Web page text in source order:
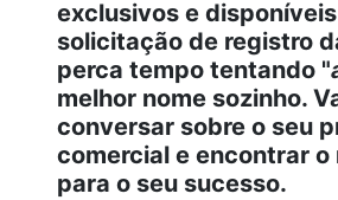
exclusivos e
solicitação de registro
perca tempo tentando "
melhor nome sozinho.
conversar sobre o seu
comercial e encontrar
para o seu sucesso.